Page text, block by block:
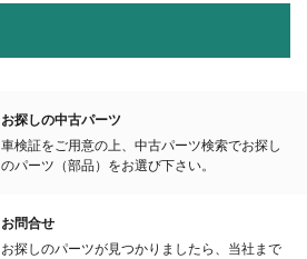
お探しの中古パーツ
車検証をご用意の上、中古パーツ検索でお探し
のパーツ（部品）をお選び下さい。
お問合せ
お探しのパーツが見つかりましたら、当社まで